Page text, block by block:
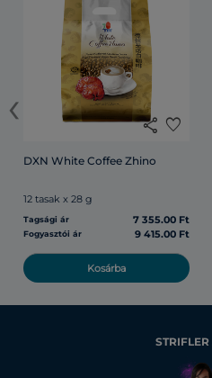
share favorite
DXN White Coffee Zhino
12 tasak x 28 g
Tagsági ár 7 355.00 Ft
Fogyasztói ár 9 415.00 Ft
Kosárba
‹